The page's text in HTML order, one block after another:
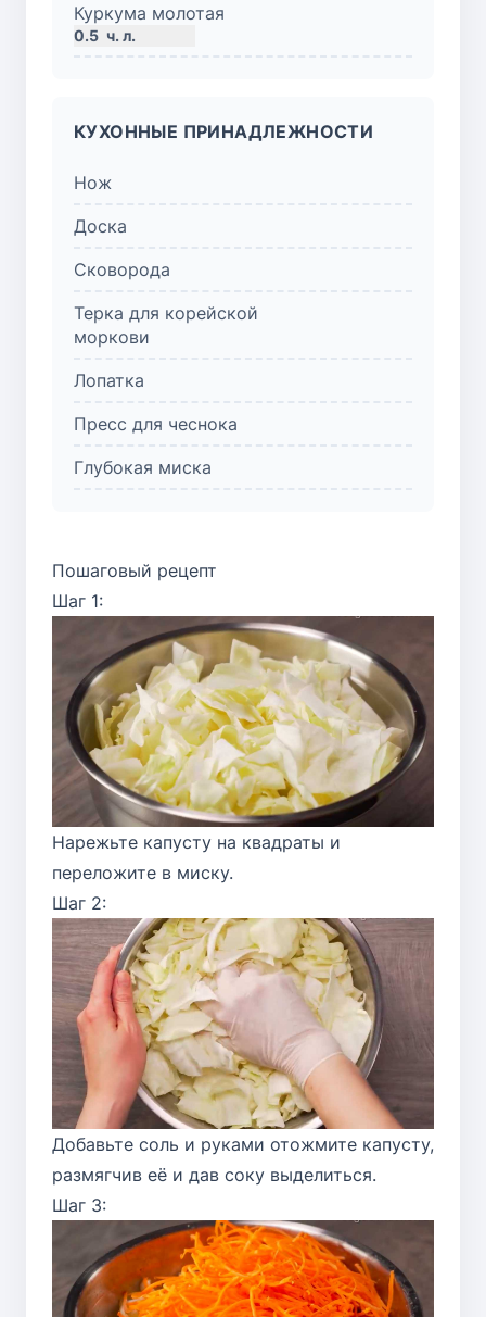
Куркума молотая
0.5 ч. л.
КУХОННЫЕ ПРИНАДЛЕЖНОСТИ
Нож
Доска
Сковорода
Терка для корейской
моркови
Лопатка
Пресс для чеснока
Глубокая миска
Пошаговый рецепт
Шаг 1:
Нарежьте капусту на квадраты и
переложите в миску.
Шаг 2:
Добавьте соль и руками отожмите капусту,
размягчив её и дав соку выделиться.
Шаг 3: